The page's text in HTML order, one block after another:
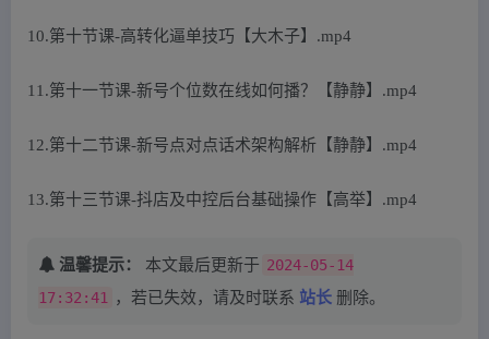
10.第十节课-高转化逼单技巧【大木子】.mp4
11.第十一节课-新号个位数在线如何播？【静静】.mp4
12.第十二节课-新号点对点话术架构解析【静静】.mp4
13.第十三节课-抖店及中控后台基础操作【高举】.mp4
温馨提示： 本文最后更新于 2024-05-14
17:32:41
，若已失效，请及时联系 站长 删除。